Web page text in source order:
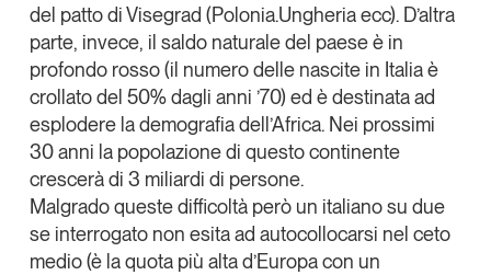
del patto di Visegrad (Polonia.Ungheria ecc). D’altra
parte, invece, il saldo naturale del paese è in
profondo rosso (il numero delle nascite in Italia è
crollato del 50% dagli anni ’70) ed è destinata ad
esplodere la demografia dell’Africa. Nei prossimi
30 anni la popolazione di questo continente
crescerà di 3 miliardi di persone.
Malgrado queste difficoltà però un italiano su due
se interrogato non esita ad autocollocarsi nel ceto
medio (è la quota più alta d’Europa con un